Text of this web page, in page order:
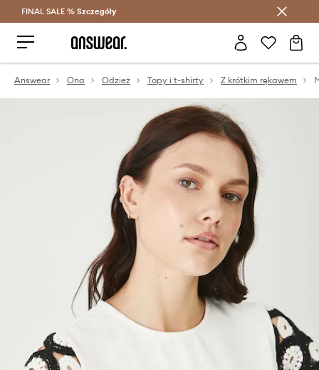
Oszczędzaj z Answear Club >
FINAL SALE % Szczegóły
Answear Ona Odzież Topy i t-shirty Z krótkim rękawem